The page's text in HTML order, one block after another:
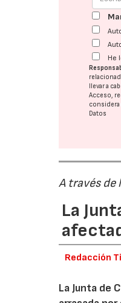
He
llevar a
Acceso,
considera
Datos
A través de
La
Redacción
La Junta de